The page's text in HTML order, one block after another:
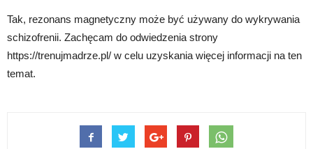
Tak, rezonans magnetyczny może być używany do wykrywania
schizofrenii. Zachęcam do odwiedzenia strony
https://trenujmadrze.pl/ w celu uzyskania więcej informacji na ten
temat.